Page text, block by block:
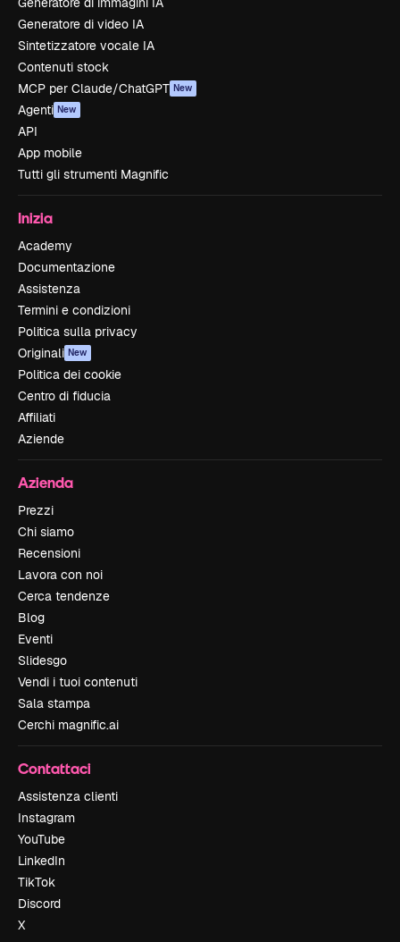
Generatore di video IA
Sintetizzatore vocale IA
Contenuti stock
MCP per Claude/ChatGPT New
Agenti New
API
App mobile
Tutti gli strumenti Magnific
Inizia
Academy
Documentazione
Assistenza
Termini e condizioni
Politica sulla privacy
Originali New
Politica dei cookie
Centro di fiducia
Affiliati
Aziende
Azienda
Prezzi
Chi siamo
Recensioni
Lavora con noi
Cerca tendenze
Blog
Eventi
Slidesgo
Vendi i tuoi contenuti
Sala stampa
Cerchi magnific.ai
Contattaci
Assistenza clienti
Instagram
YouTube
LinkedIn
TikTok
Discord
X